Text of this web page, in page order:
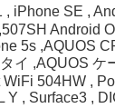
iPhone SE ,
Android
5s ,AQUOS
イ ,AQUOS ケ
504HW ,
Y , Surface3 ,